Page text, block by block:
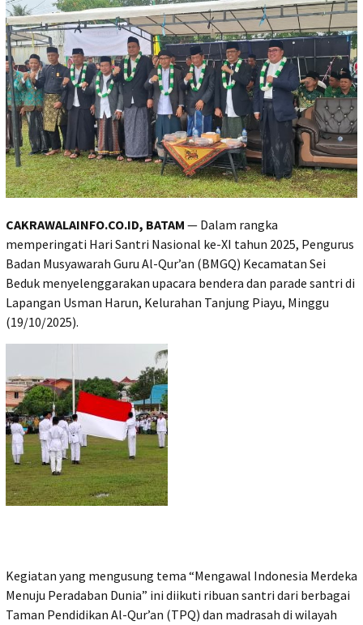
CAKRAWALAINFO.CO.ID, BATAM — Dalam rangka
memperingati Hari Santri Nasional ke-XI tahun 2025, Pengurus
Badan Musyawarah Guru Al-Qur’an (BMGQ) Kecamatan Sei
Beduk menyelenggarakan upacara bendera dan parade santri di
Lapangan Usman Harun, Kelurahan Tanjung Piayu, Minggu
(19/10/2025).
Kegiatan yang mengusung tema “Mengawal Indonesia Merdeka
Menuju Peradaban Dunia” ini diikuti ribuan santri dari berbagai
Taman Pendidikan Al-Qur’an (TPQ) dan madrasah di wilayah